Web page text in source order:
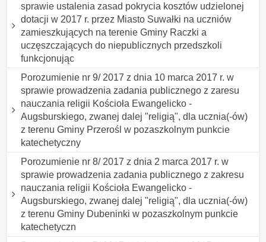
sprawie ustalenia zasad pokrycia kosztów udzielonej
dotacji w 2017 r. przez Miasto Suwałki na uczniów
zamieszkujących na terenie Gminy Raczki a
uczęszczających do niepublicznych przedszkoli
funkcjonując
Porozumienie nr 9/ 2017 z dnia 10 marca 2017 r. w
sprawie prowadzenia zadania publicznego z zaresu
nauczania religii Kościoła Ewangelicko -
Augsburskiego, zwanej dalej "religią", dla ucznia(-ów)
z terenu Gminy Przerośl w pozaszkolnym punkcie
katechetyczny
Porozumienie nr 8/ 2017 z dnia 2 marca 2017 r. w
sprawie prowadzenia zadania publicznego z zakresu
nauczania religii Kościoła Ewangelicko -
Augsburskiego, zwanej dalej "religią", dla ucznia(-ów)
z terenu Gminy Dubeninki w pozaszkolnym punkcie
katechetyczn